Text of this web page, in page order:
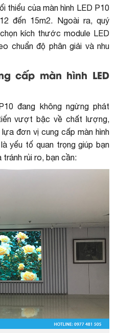
thiểu của màn hình LED P10
đến 15m2. Ngoài ra, quý
kích thước module LED
chuẩn độ phân giải và nhu
cấp màn hình LED
đang không ngừng phát
vượt bậc về chất lượng,
đơn vị cung cấp màn hình
yếu tố quan trọng giúp bạn
rủi ro, bạn cần: